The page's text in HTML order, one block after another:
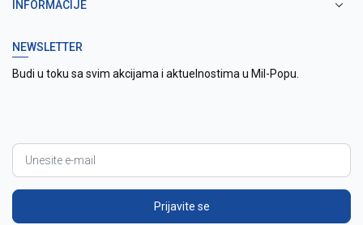
INFORMACIJE
NEWSLETTER
Budi u toku sa svim akcijama i aktuelnostima u Mil-Popu.
Prijavite se